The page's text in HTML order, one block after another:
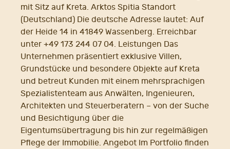
mit Sitz auf Kreta. Arktos Spitia Standort
(Deutschland) Die deutsche Adresse lautet: Auf
der Heide 14 in 41849 Wassenberg. Erreichbar
unter +49 173 244 07 04. Leistungen Das
Unternehmen präsentiert exklusive Villen,
Grundstücke und besondere Objekte auf Kreta
und betreut Kunden mit einem mehrsprachigen
Spezialistenteam aus Anwälten, Ingenieuren,
Architekten und Steuerberatern – von der Suche
und Besichtigung über die
Eigentumsübertragung bis hin zur regelmäßigen
Pflege der Immobilie. Angebot Im Portfolio finden